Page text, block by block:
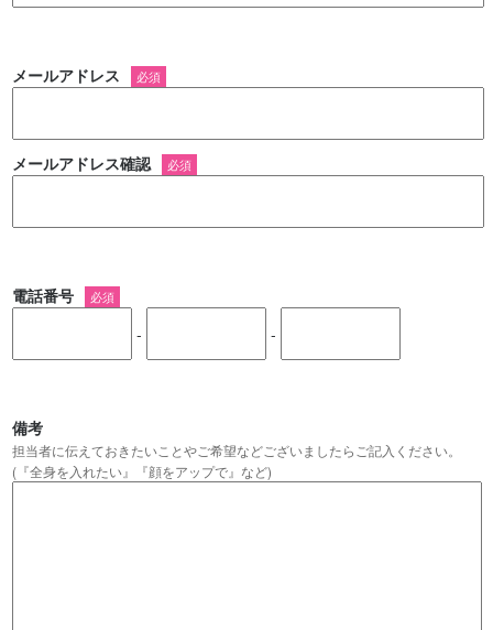
メールアドレス 必須
メールアドレス確認 必須
電話番号 必須
- -
備考
担当者に伝えておきたいことやご希望などございましたらご記入ください。
(『全身を入れたい』『顔をアップで』など)